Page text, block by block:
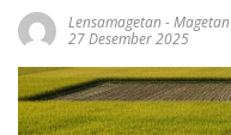
Lensamagetan-Magetan
27 Desember 2025